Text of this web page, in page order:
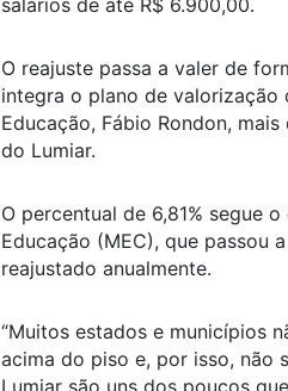
salários de até R$ 6.900,00.
O reajuste passa a valer de
integra o plano de valorização
Educação, Fábio Rondon,
do Lumiar.
O percentual de 6,81% segue
Educação (MEC), que passou
reajustado anualmente.
“Muitos estados e municípios
acima do piso e, por isso, não